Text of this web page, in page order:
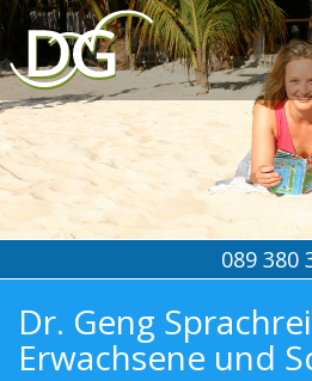
089 380
Dr. Geng
Erwachsene und